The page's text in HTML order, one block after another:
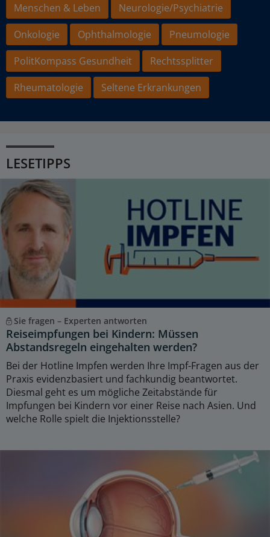
Menschen & Leben
Neurologie/Psychiatrie
Onkologie
Ophthalmologie
Pneumologie
PolitKompass Gesundheit
Rechtssplitter
Rheumatologie
Seltene Erkrankungen
LESETIPPS
Sie fragen – Experten antworten
Reiseimpfungen bei Kindern: Müssen
Abstandsregeln eingehalten werden?
Bei der Hotline Impfen werden Ihre Impf-Fragen aus der
Praxis evidenzbasiert und fachkundig beantwortet.
Diesmal geht es um mögliche Zeitabstände für
Impfungen bei Kindern vor einer Reise nach Asien. Und
welche Rolle spielt die Injektionsstelle?